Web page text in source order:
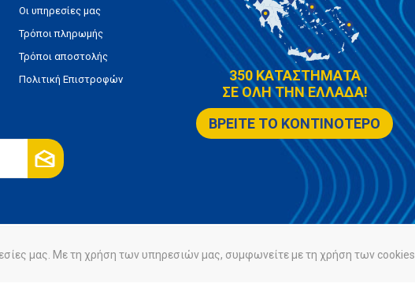
Οι υπηρεσίες μας
Τρόποι πληρωμής
Τρόποι αποστολής
Πολιτική Επιστροφών
350 ΚΑΤΑΣΤΗΜΑΤΑ
ΣΕ ΟΛΗ ΤΗΝ ΕΛΛΑΔΑ!
ΒΡΕΙΤΕ ΤΟ ΚΟΝΤΙΝΟΤΕΡΟ
Πολιτική Cookies
μας. Με τη χρήση των υπηρεσιών μας, συμφωνείτε με τη χρήση των cookies.